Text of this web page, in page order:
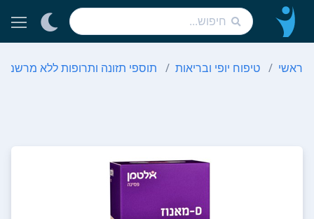
ראשי טיפוח יופי ובריאות תוספי תזונה ותרופות ללא מרשם